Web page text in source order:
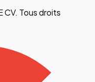
CV. Tous droits